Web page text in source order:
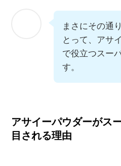
まさにその通
とって、アサ
で役立つスー
す。
アサイーパウダーがス
目される理由